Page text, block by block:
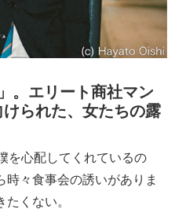
。エリート商社マン
られた、女たちの露
を心配してくれているの
々食事会の誘いがありま
くない。